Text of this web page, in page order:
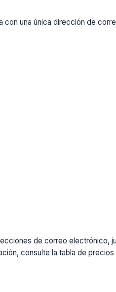
una única dirección de
de correo electrónico,
consulte la tabla de precios